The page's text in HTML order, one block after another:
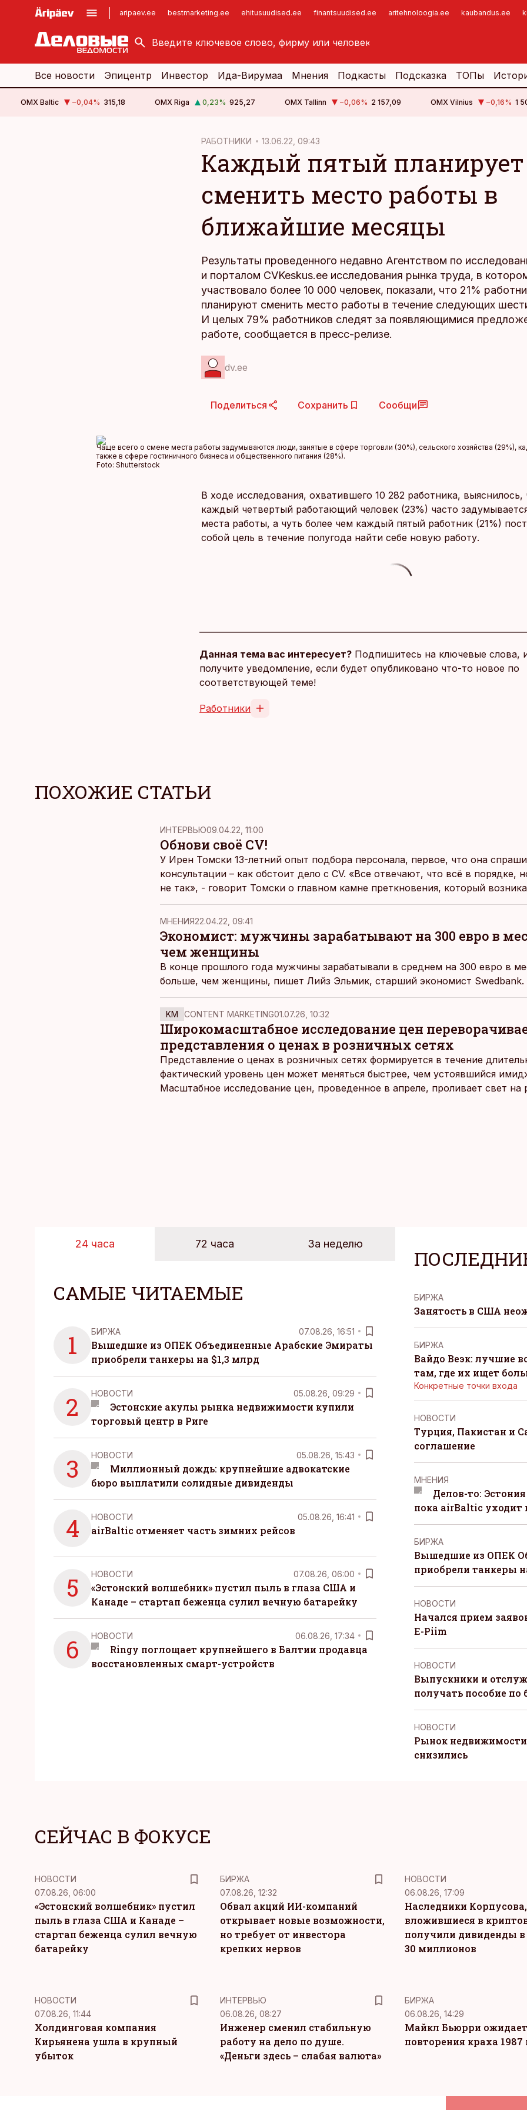
aripaev.ee bestmarketing.ee ehitusuudised.ee finantsuudised.ee aritehnoloogia.ee kaubandus.ee
kinnisvarauudised.ee
logistikauudised.ee
imelineajalugu.ee
Все новости Эпицентр Инвестор Ида-Вирумаа Мнения Подкасты Подсказка ТОПы
OMX Baltic −0,04% 315,18 OMX Riga 0,23% 925,27 OMX Tallinn −0,06% 2 157,09 OMX Vilnius −0,16% 1
РАБОТНИКИ 13.06.22, 09:43
Каждый пятый планирует
сменить место работы в
ближайшие месяцы
Результаты проведенного недавно Агентством по
и порталом CVKeskus.ee исследования рынка труда, в
участвовало более 10 000 человек, показали, что 21%
планируют сменить место работы в течение следующих
И целых 79% работников следят за появляющимися
работе, сообщается в пресс-релизе.
dv.ee
Поделиться Сохранить Сообщи
Чаще всего о смене места работы задумываются люди, занятые в сфере торговли (30%), сельского хозяйства (29%),
также в сфере гостиничного бизнеса и общественного питания (28%).
Foto: Shutterstock
В ходе исследования, охватившего 10 282 работника, выяснилось,
каждый четвертый работающий человек (23%) часто
места работы, а чуть более чем каждый пятый работник (21%)
собой цель в течение полугода найти себе новую работу.
Данная тема вас интересует? Подпишитесь на ключевые слова,
получите уведомление, если будет опубликовано что-то новое по
соответствующей теме!
Работники
ПОХОЖИЕ СТАТЬИ
ИНТЕРВЬЮ09.04.22, 11:00
Обнови своё CV!
У Ирен Томски 13-летний опыт подбора персонала, первое, что она
консультации – как обстоит дело с CV. «Все отвечают, что всё в порядке,
не так», - говорит Томски о главном камне преткновения, который
трудоустройства.
MНЕНИЯ22.04.22, 09:41
Экономист: мужчины зарабатывают на 300 евро в
чем женщины
В конце прошлого года мужчины зарабатывали в среднем на 300 евро в
больше, чем женщины, пишет Лийз Эльмик, старший экономист Swedbank.
KM CONTENT MARKETING01.07.26, 10:32
Широкомасштабное исследование цен
представления о ценах в розничных сетях
Представление о ценах в розничных сетях формируется в течение
фактический уровень цен может меняться быстрее, чем устоявшийся
Масштабное исследование цен, проведенное в апреле, проливает свет на
24 часа 72 часа За неделю
САМЫЕ ЧИТАЕМЫЕ
1 БИРЖА 07.08.26, 16:51
Вышедшие из ОПЕК Объединенные Арабские Эмираты
приобрели танкеры на $1,3 млрд
2 НОВОСТИ 05.08.26, 09:29
Эстонские акулы рынка недвижимости купили
торговый центр в Риге
3 НОВОСТИ 05.08.26, 15:43
Миллионный дождь: крупнейшие адвокатские
бюро выплатили солидные дивиденды
4 НОВОСТИ 05.08.26, 16:41
airBaltic отменяет часть зимних рейсов
5 НОВОСТИ 07.08.26, 06:00
«Эстонский волшебник» пустил пыль в глаза США и
Канаде – стартап беженца сулил вечную батарейку
6 НОВОСТИ 06.08.26, 17:34
Ringy поглощает крупнейшего в Балтии продавца
восстановленных смарт-устройств
БИРЖА
Занятость в США
БИРЖА
Вайдо Веэк: лучшие
там, где их ищет
Конкретные точки входа
НОВОСТИ
Турция, Пакистан и
соглашение
MНЕНИЯ
Делов-то:
пока airBaltic уходит
БИРЖА
Вышедшие из ОПЕК
приобрели танкеры
НОВОСТИ
Начался прием
E-Piim
НОВОСТИ
Выпускники и
получать пособие по
НОВОСТИ
Рынок
снизились
СЕЙЧАС В ФОКУСЕ
НОВОСТИ
07.08.26, 06:00
«Эстонский волшебник» пустил
пыль в глаза США и Канаде –
стартап беженца сулил вечную
батарейку
БИРЖА
07.08.26, 12:32
Обвал акций ИИ-компаний
открывает новые возможности,
но требует от инвестора
крепких нервов
НОВОСТИ
06.08.26, 17:09
Наследники Корпусова,
вложившиеся в
получили дивиденды в
30 миллионов
НОВОСТИ
07.08.26, 11:44
Холдинговая компания
Кирьянена ушла в крупный
убыток
ИНТЕРВЬЮ
06.08.26, 08:27
Инженер сменил стабильную
работу на дело по душе.
«Деньги здесь – слабая валюта»
БИРЖА
06.08.26, 14:29
Майкл Бьюрри ожидает
повторения краха 1987